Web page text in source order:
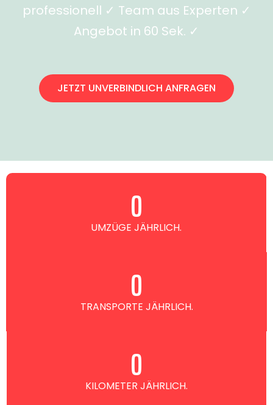
professionell ✓ Team aus Experten ✓
Angebot in 60 Sek. ✓
JETZT UNVERBINDLICH ANFRAGEN
UMZÜGE JÄHRLICH.
0
TRANSPORTE JÄHRLICH.
0
KILOMETER JÄHRLICH.
0